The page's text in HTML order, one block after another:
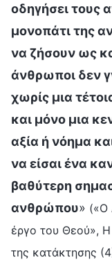
οδηγήσει τους
μονοπάτι της
να ζήσουν ως
άνθρωποι δεν
χωρίς μια
και μόνο μια
αξία ή νόημα
να είσαι ένα
βαθύτερη
ανθρώπου» («Ο
έργο του Θεού», Η
της κατάκτησης